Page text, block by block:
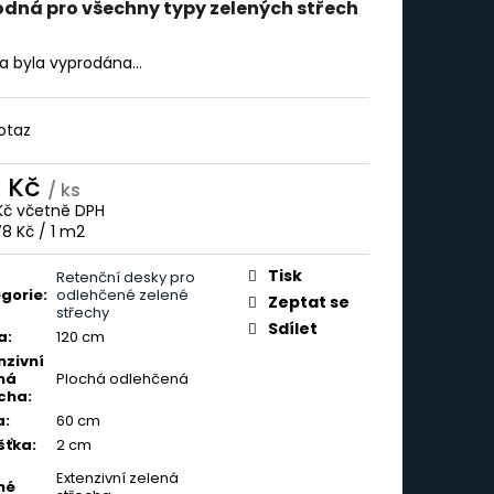
pro všechny typy zelených střech
byla vyprodána…
Kč / ks
včetně DPH
Kč / 1 m2
:
Retenční desky pro
odlehčené zelené
střechy
:
120 cm
:
Plochá odlehčená
:
60 cm
:
2 cm
Extenzivní zelená
Tisk
Zeptat se
Sdílet